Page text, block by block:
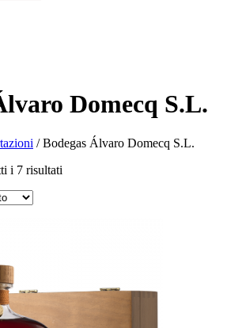
Domecq S.L.
/ Bodegas Álvaro Domecq S.L.
i 7 risultati